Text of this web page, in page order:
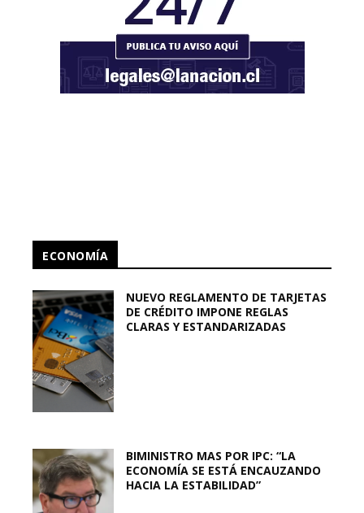
ECONOMÍA
NUEVO REGLAMENTO DE TARJETAS
DE CRÉDITO IMPONE REGLAS
CLARAS Y ESTANDARIZADAS
BIMINISTRO MAS POR IPC: “LA
ECONOMÍA SE ESTÁ ENCAUZANDO
HACIA LA ESTABILIDAD”